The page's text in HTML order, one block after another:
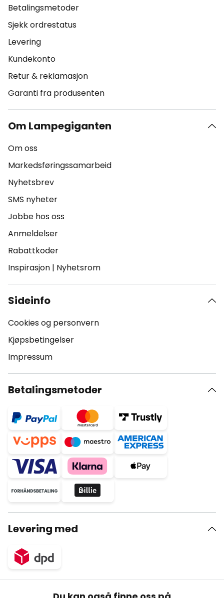
Betalingsmetoder
Sjekk ordrestatus
Levering
Kundekonto
Retur & reklamasjon
Garanti fra produsenten
Om Lampegiganten
Om oss
Markedsføringssamarbeid
Nyhetsbrev
SMS nyheter
Jobbe hos oss
Anmeldelser
Rabattkoder
Inspirasjon | Nyhetsrom
Sideinfo
Cookies og personvern
Kjøpsbetingelser
Impressum
Betalingsmetoder
Levering med